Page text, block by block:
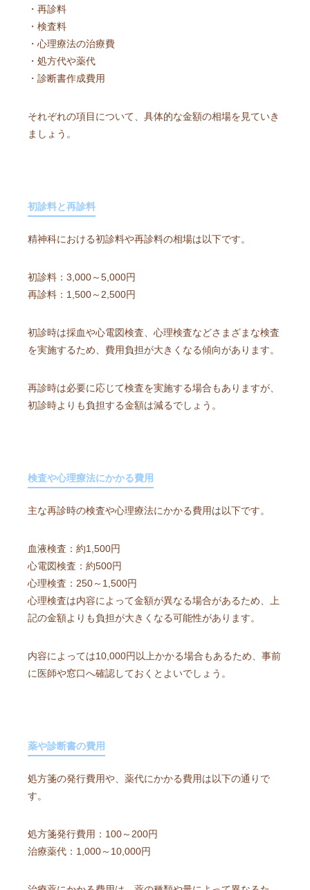
・再診料
・検査料
・心理療法の治療費
・処方代や薬代
・診断書作成費用
それぞれの項目について、具体的な金額の相場を見ていき
ましょう。
初診料と再診料
精神科における初診料や再診料の相場は以下です。
初診料：3,000～5,000円
再診料：1,500～2,500円
初診時は採血や心電図検査、心理検査などさまざまな検査
を実施するため、費用負担が大きくなる傾向があります。
再診時は必要に応じて検査を実施する場合もありますが、
初診時よりも負担する金額は減るでしょう。
検査や心理療法にかかる費用
主な再診時の検査や心理療法にかかる費用は以下です。
血液検査：約1,500円
心電図検査：約500円
心理検査：250～1,500円
心理検査は内容によって金額が異なる場合があるため、上
記の金額よりも負担が大きくなる可能性があります。
内容によっては10,000円以上かかる場合もあるため、事前
に医師や窓口へ確認しておくとよいでしょう。
薬や診断書の費用
処方箋の発行費用や、薬代にかかる費用は以下の通りで
す。
処方箋発行費用：100～200円
治療薬代：1,000～10,000円